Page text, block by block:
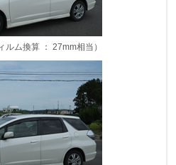
ルム換算 ： 27mm相当）